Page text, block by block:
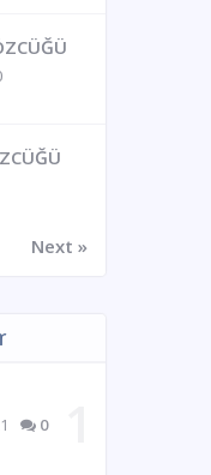
Next »
0